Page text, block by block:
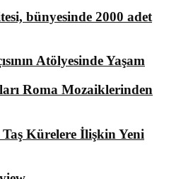
bünyesinde 2000 adet
Atölyesinde Yaşam
Roma Mozaiklerinden
Kürelere İlişkin Yeni